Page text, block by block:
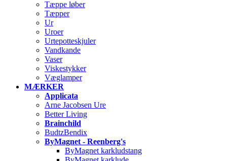
Tæppe løber
Tæpper
Ur
Uroer
Urtepotteskjuler
Vandkande
Vaser
Viskestykker
Væglamper
MÆRKER
Applicata
Arne Jacobsen Ure
Better Living
Brainchild
BudtzBendix
ByMagnet - Reenberg's
ByMagnet karkludstang